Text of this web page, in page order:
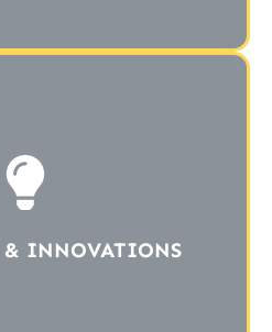
& INNOVATIONS
& INNOVATIONS